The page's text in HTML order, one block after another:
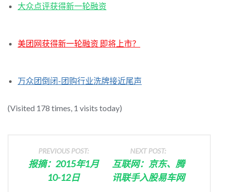
大众点评获得新一轮融资
美团网获得新一轮融资 即将上市？
万众团倒闭-团购行业洗牌接近尾声
(Visited 178 times, 1 visits today)
PREVIOUS POST:
报摘：2015年1月
10-12日
NEXT POST:
互联网：京东、腾
讯联手入股易车网